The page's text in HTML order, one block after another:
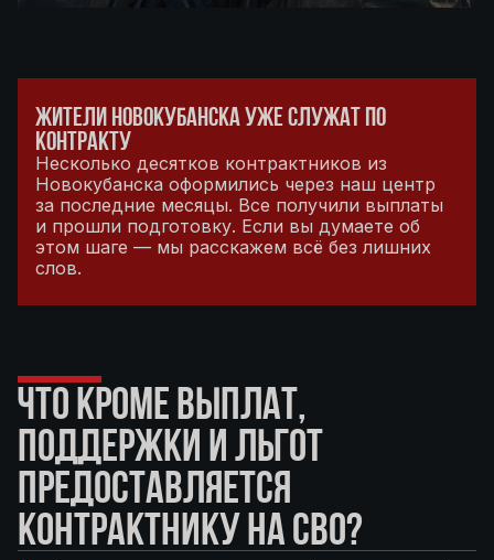
ЖИТЕЛИ НОВОКУБАНСКА УЖЕ СЛУЖАТ ПО
КОНТРАКТУ
Несколько десятков контрактников из
Новокубанска оформились через наш центр
за последние месяцы. Все получили выплаты
и прошли подготовку. Если вы думаете об
этом шаге — мы расскажем всё без лишних
слов.
ЧТО КРОМЕ ВЫПЛАТ,
ПОДДЕРЖКИ И ЛЬГОТ
ПРЕДОСТАВЛЯЕТСЯ
КОНТРАКТНИКУ НА СВО?